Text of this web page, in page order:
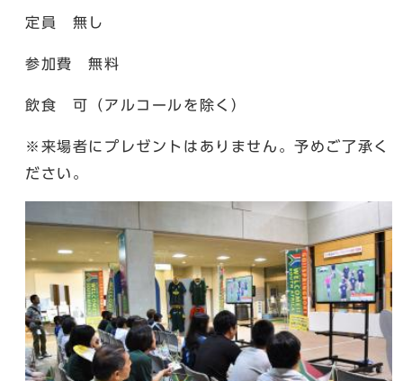
定員 無し
参加費 無料
飲食 可（アルコールを除く）
※来場者にプレゼントはありません。予めご了承く
ださい。